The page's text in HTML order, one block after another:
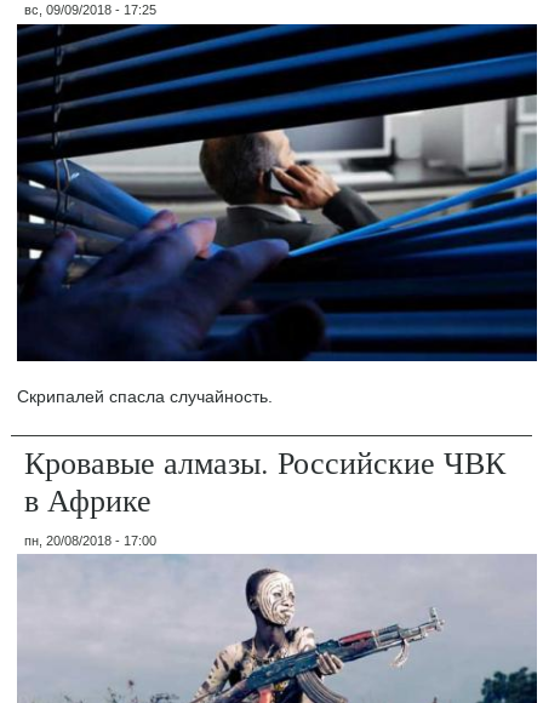
вс, 09/09/2018 - 17:25
Скрипалей спасла случайность.
Кровавые алмазы. Российские ЧВК
в Африке
пн, 20/08/2018 - 17:00